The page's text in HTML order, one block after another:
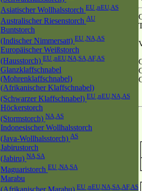
Asiatischer Wollhalsstorch EU ,nEU,AS
Australischer Riesenstorch AU
Buntstorch
(Indischer Nimmersatt) EU ,NA,AS
Europäischer Weißstorch
(Hausstorch) EU ,nEU,NA,SA,AF,AS
Glanzklaffschnabel
(Mohrenklaffschnabel)
(Afrikanischer Klaffschnabel)
(Schwarzer Klaffschnabel) EU ,nEU,NA,AS
Höckerstorch
(Stormstorch) NA,AS
Indonesischer Wollhalsstorch
(Java-Wollhalsstorch) AS
Jabirustorch
(Jabiru) NA,SA
Maguaristorch EU ,NA,SA
Marabu
EU ,nEU,NA,SA,AF,AS